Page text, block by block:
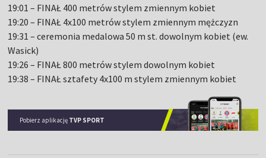
19:01 – FINAŁ 400 metrów stylem zmiennym kobiet
19:20 – FINAŁ 4x100 metrów stylem zmiennym mężczyzn
19:31 – ceremonia medalowa 50 m st. dowolnym kobiet (ew.
Wasick)
19:26 – FINAŁ 800 metrów stylem dowolnym kobiet
19:38 – FINAŁ sztafety 4x100 m stylem zmiennym kobiet
Pobierz aplikację TVP SPORT